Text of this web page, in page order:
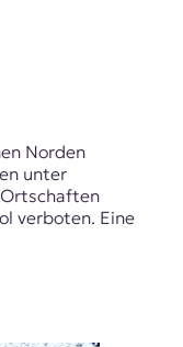
Norden
unter
verboten. Eine